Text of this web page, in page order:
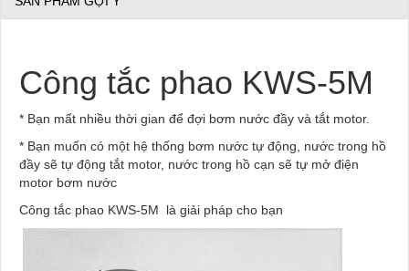
Công tắc phao KWS-5M
* Bạn mất nhiều thời gian để đợi bơm nước đầy và tắt motor.
* Bạn muốn có một hệ thống bơm nước tự động, nước trong hồ
đầy sẽ tự động tắt motor, nước trong hồ cạn sẽ tự mở điện
motor bơm nước
Công tắc phao KWS-5M là giải pháp cho bạn